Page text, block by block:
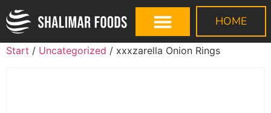
HOME
Start / Uncategorized / xxxzarella Onion Rings